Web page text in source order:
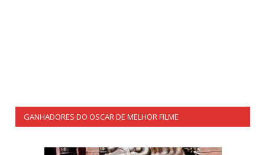
GANHADORES DO OSCAR DE MELHOR FILME